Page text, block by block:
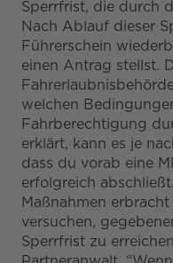
Sperrfrist, die durch
Nach Ablauf dieser
Führerschein
einen Antrag stellst.
welchen
Fahrberechtigung
erklärt, kann es je
dass du vorab eine
erfolgreich
Maßnahmen
versuchen,
Sperrfrist zu